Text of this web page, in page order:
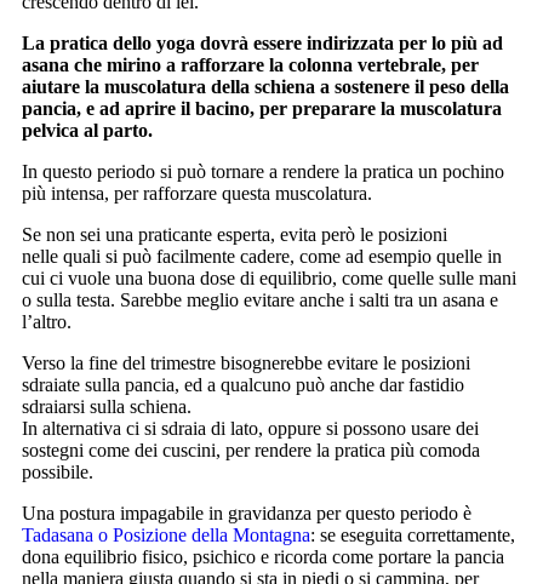
La pratica dello yoga dovrà essere indirizzata per lo più ad
asana che mirino a rafforzare la colonna vertebrale, per
aiutare la muscolatura della schiena a sostenere il peso della
pancia, e ad aprire il bacino, per preparare la muscolatura
pelvica al parto.
In questo periodo si può tornare a rendere la pratica un pochino
più intensa, per rafforzare questa muscolatura.
Se non sei una praticante esperta, evita però le posizioni
nelle quali si può facilmente cadere, come ad esempio quelle in
cui ci vuole una buona dose di equilibrio, come quelle sulle mani
o sulla testa. Sarebbe meglio evitare anche i salti tra un asana e
l’altro.
Verso la fine del trimestre bisognerebbe evitare le posizioni
sdraiate sulla pancia, ed a qualcuno può anche dar fastidio
sdraiarsi sulla schiena.
In alternativa ci si sdraia di lato, oppure si possono usare dei
sostegni come dei cuscini, per rendere la pratica più comoda
possibile.
Una postura impagabile in gravidanza per questo periodo è
Tadasana o Posizione della Montagna: se eseguita correttamente,
dona equilibrio fisico, psichico e ricorda come portare la pancia
nella maniera giusta quando si sta in piedi o si cammina, per